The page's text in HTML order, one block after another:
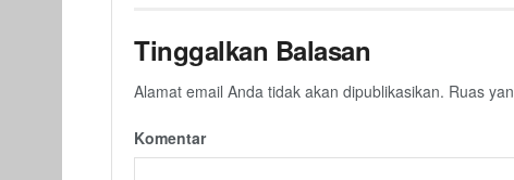
Tinggalkan Balasan
Alamat email Anda tidak akan dipublikasikan. Ruas
Komentar